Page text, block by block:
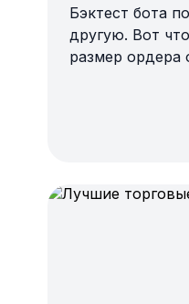
Бэктест бота
другую. Вот
размер ордера